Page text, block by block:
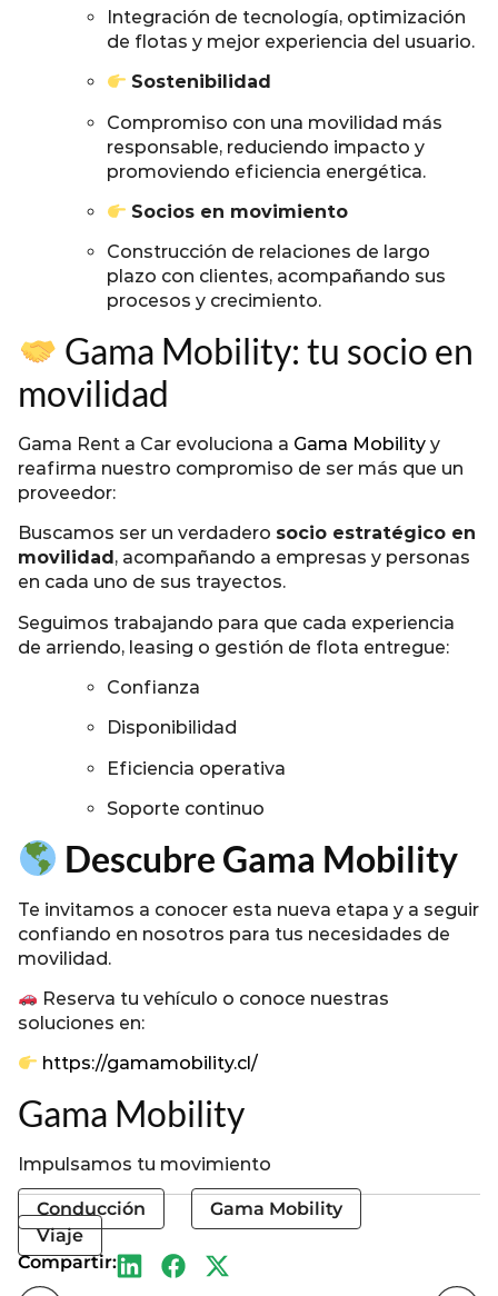
Integración de tecnología, optimización
de flotas y mejor experiencia del usuario.
Sostenibilidad
Compromiso con una movilidad más
responsable, reduciendo impacto y
promoviendo eficiencia energética.
Socios en movimiento
Construcción de relaciones de largo
plazo con clientes, acompañando sus
procesos y crecimiento.
Gama Mobility: tu socio en
movilidad
Gama Rent a Car evoluciona a Gama Mobility y
reafirma nuestro compromiso de ser más que un
proveedor:
Buscamos ser un verdadero socio estratégico en
movilidad , acompañando a empresas y personas
en cada uno de sus trayectos.
Seguimos trabajando para que cada experiencia
de arriendo, leasing o gestión de flota entregue:
Confianza
Disponibilidad
Eficiencia operativa
Soporte continuo
Descubre Gama Mobility
Te invitamos a conocer esta nueva etapa y a seguir
confiando en nosotros para tus necesidades de
movilidad.
Reserva tu vehículo o conoce nuestras
soluciones en:
https://gamamobility.cl/
Gama Mobility
Impulsamos tu movimiento
Conducción
Gama Mobility
Viaje
Compartir: